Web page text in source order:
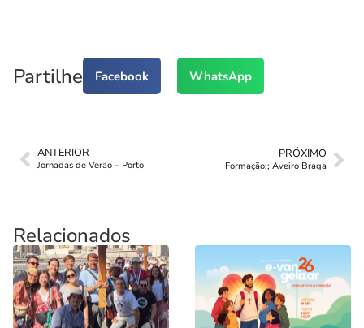
Partilhe Facebook WhatsApp
ANTERIOR
Jornadas de Verão – Porto
PRÓXIMO
Formação:; Aveiro Braga
Relacionados